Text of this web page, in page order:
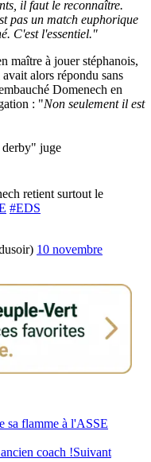
il faut le reconnaître.
pas un match euphorique
C'est l'essentiel."
maître à jouer stéphanois,
alors répondu sans
Domenech en
: "Non seulement il est
juge
retient surtout le
#EDS
10 novembre
sa flamme à l'ASSE
coach !Suivant